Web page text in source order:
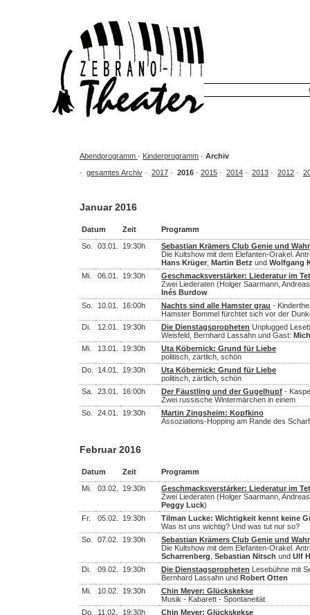
Abendprogramm · Kinderprogramm · Archiv
· gesamtes Archiv · 2017 · 2016 · 2015 · 2014 · 2013 · 2012 ·
Januar 2016
Datum Zeit
Programm
So.
03.01. 19:30h
Sebastian Krämers Club Genie und
Die Kultshow mit dem Elefanten-Orakel.
Hans Krüger Martin Betz und Wolfgang
Mi.
06.01. 19:30h
Geschmacksverstärker: Liederatur im
Zwei Liederaten (Holger Saarmann,
Inés Burdow
So.
10.01. 16:00h Nachts sind alle Hamster grau -
Hamster Bommel fürchtet sich vor der
Di.
12.01. 19:30h Die Dienstagspropheten Unplugged
Weisfeld, Bernhard Lassahn und Gast:
Mi.
13.01. 19:30h
Uta Köbernick: Grund für Liebe
politisch, zärtlich, schön
Do.
14.01. 19:30h
Uta Köbernick: Grund für Liebe
politisch, zärtlich, schön
Sa.
23.01. 16:00h Der Fäustling und der Gugelhupf -
Zwei russische Wintermärchen in einem
So.
24.01. 19:30h
Martin Zingsheim: Kopfkino
Assoziations-Hopping am Rande des
Februar 2016
Datum Zeit
Programm
Mi.
03.02. 19:30h
Geschmacksverstärker: Liederatur im
Zwei Liederaten (Holger Saarmann,
Peggy Luck)
Fr.
05.02. 19:30h
Tilman Lucke: Wichtigkeit kennt keine
Was ist uns wichtig? Und was tut nur so?
So.
07.02. 19:30h
Sebastian Krämers Club Genie und
Die Kultshow mit dem Elefanten-Orakel.
Scharrenberg Sebastian Nitsch und Ulf
Di.
09.02. 19:30h Die Dienstagspropheten Lesebühne mit
Bernhard Lassahn und Robert Otten
Mi.
10.02. 19:30h
Chin Meyer: Glückskekse
Musik - Kabarett - Spontaneität
Do.
11.02. 19:30h
Chin Meyer: Glückskekse